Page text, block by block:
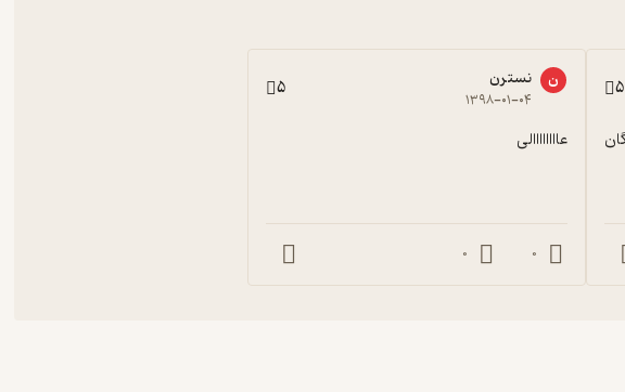
5 ن نسترن
۱۳۹۸-۰۱-۰۴ 5
عاااااااالی
0
0